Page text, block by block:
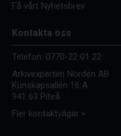
Få vårt Nyhetsbrev
Kontakta oss
Telefon: 0770-22 01 22
Arkivexperten Norden AB
Kunskapsallén 16 A
941 63 Piteå
Fler kontaktvägar >